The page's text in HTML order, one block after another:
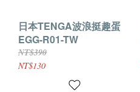
日本TENGA波浪挺趣蛋
EGG-R01-TW
NT$390
NT$130